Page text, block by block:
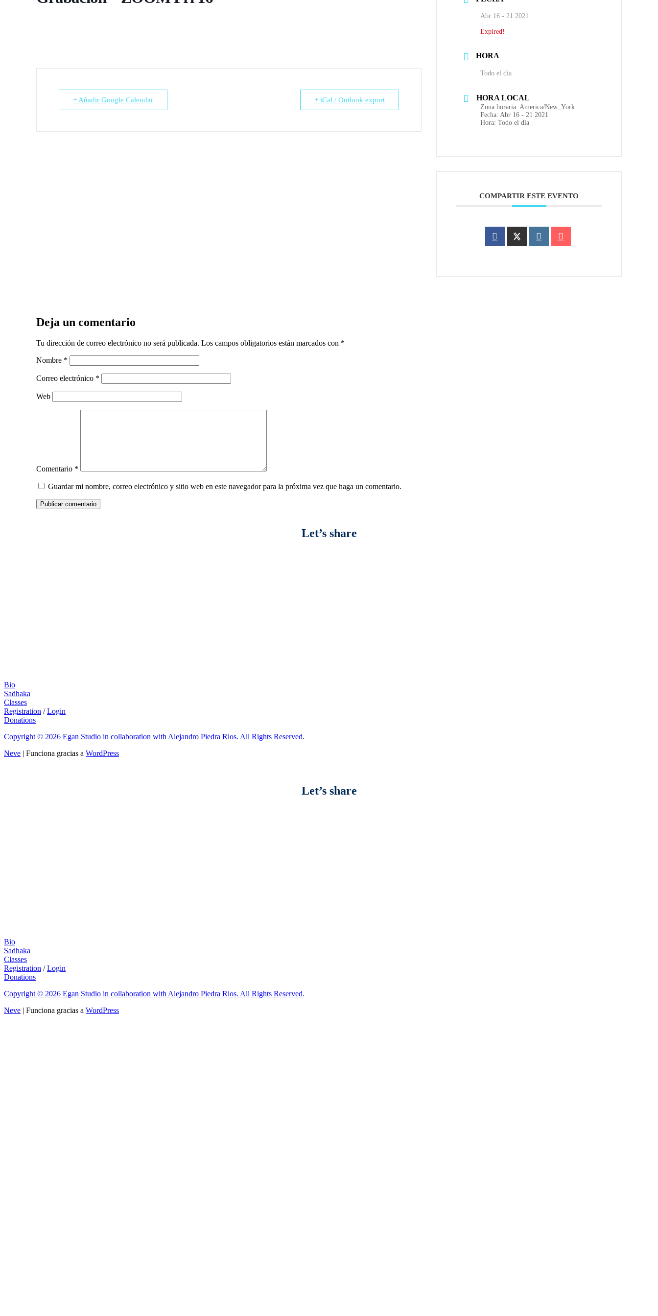
+ Añadir Google Calendar + iCal / Outlook export
Abr 16 - 21 2021
Expired!
HORA
Todo el día
HORA LOCAL
Zona horaria: America/New_York
Fecha: Abr 16 - 21 2021
Hora:Todo el día
COMPARTIR ESTE EVENTO
Deja un comentario
Tu dirección de correo electrónico no será publicada. Los campos obligatorios están marcados con *
Nombre *
Correo electrónico *
Web
Comentario *
Guardar mi nombre, correo electrónico y sitio web en este navegador para la próxima vez que haga un comentario.
Let’s share
Bio
Sadhaka
Classes
Registration /Login
Donations
Copyright © 2026 Egan Studio in collaboration with Alejandro Piedra Rios. All Rights Reserved.
Neve | Funciona gracias a WordPress
Let’s share
Bio
Sadhaka
Classes
Registration /Login
Donations
Copyright © 2026 Egan Studio in collaboration with Alejandro Piedra Rios. All Rights Reserved.
Neve | Funciona gracias a WordPress